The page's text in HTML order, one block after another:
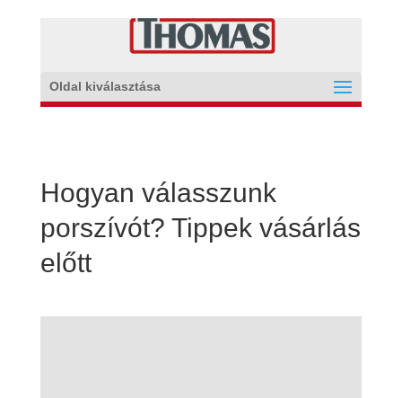
Oldal kiválasztása
Hogyan válasszunk
porszívót? Tippek vásárlás
előtt